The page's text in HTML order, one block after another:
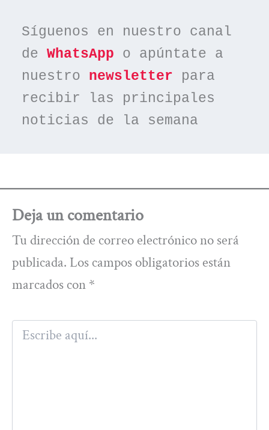
Síguenos en nuestro canal
de WhatsApp o apúntate a
nuestro newsletter para
recibir las principales
noticias de la semana
Deja un comentario
Tu dirección de correo electrónico no será
publicada. Los campos obligatorios están
marcados con *
Escribe
aquí...